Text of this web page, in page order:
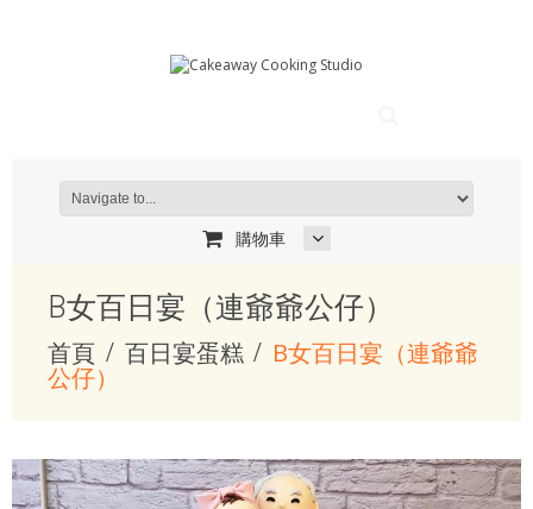
購物車
B女百日宴（連爺爺公仔）
首頁 百日宴蛋糕 B女百日宴（連爺爺
公仔）